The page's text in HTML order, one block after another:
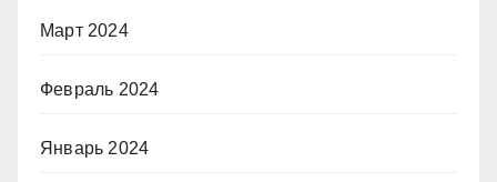
Март 2024
Февраль 2024
Январь 2024